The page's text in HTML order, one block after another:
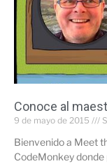
Conoce al
9 de mayo de 2015
Bienvenido a Meet
CodeMonkey